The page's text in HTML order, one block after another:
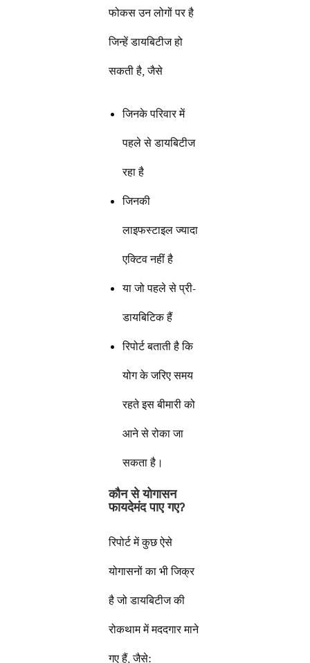
फोकस उन लोगों पर है
जिन्हें डायबिटीज हो
सकती है, जैसे
जिनके परिवार में
पहले से डायबिटीज
रहा है
जिनकी
लाइफस्टाइल ज्यादा
एक्टिव नहीं है
या जो पहले से प्री-
डायबिटिक हैं
रिपोर्ट बताती है कि
योग के जरिए समय
रहते इस बीमारी को
आने से रोका जा
सकता है।
कौन से योगासन
फायदेमंद पाए गए?
रिपोर्ट में कुछ ऐसे
योगासनों का भी जिक्र
है जो डायबिटीज की
रोकथाम में मददगार माने
गए हैं, जैसे: